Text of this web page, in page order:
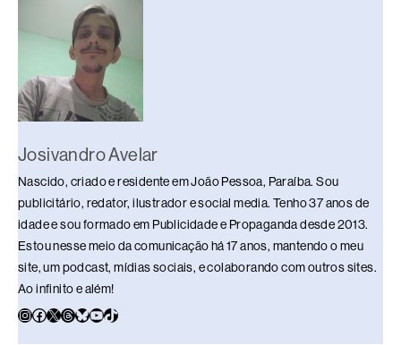
Josivandro Avelar
Nascido, criado e residente em João Pessoa, Paraíba. Sou
publicitário, redator, ilustrador e social media. Tenho 37 anos de
idade e sou formado em Publicidade e Propaganda desde 2013.
Estou nesse meio da comunicação há 17 anos, mantendo o meu
site, um podcast, mídias sociais, e colaborando com outros sites.
Ao infinito e além!